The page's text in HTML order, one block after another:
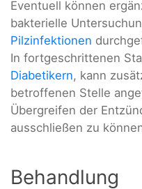
Eventuell können
bakterielle
Pilzinfektionen
In fortgeschrittenen
Diabetikern, kann
betroffenen Stelle
Übergreifen der
ausschließen zu
Behandlung